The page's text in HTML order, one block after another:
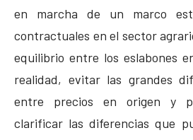
en marcha de un marco
contractuales en el sector
equilibrio entre los eslabones
realidad, evitar las grandes
entre precios en origen y
clarificar las diferencias que